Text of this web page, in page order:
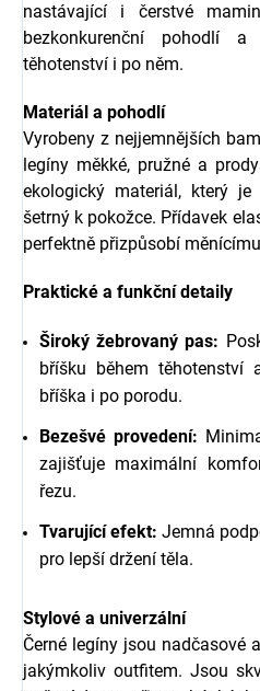
nastávající i čerstvé
bezkonkurenční pohodlí
těhotenství i po něm.
Materiál a pohodlí
Vyrobeny z nejjemnějších
legíny měkké, pružné a
ekologický materiál, který
šetrný k pokožce. Přídavek
perfektně přizpůsobí
Praktické a funkční detaily
Široký žebrovaný pas:
bříšku během těhotenství
bříška i po porodu.
Bezešvé provedení:
zajišťuje maximální
řezu.
Tvarující efekt: Jemná
pro lepší držení těla.
Stylové a univerzální
Černé legíny jsou nadčasové
jakýmkoliv outfitem. Jsou